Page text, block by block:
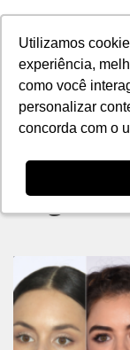
Utilizamos
experiência,
como você
personalizar
concorda com o
Utilizamos
experiência,
como você
personalizar
concorda com o
Tag